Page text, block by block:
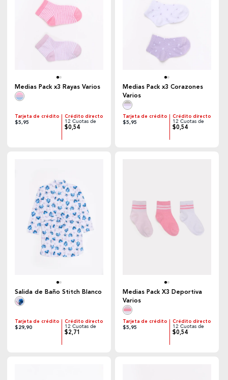
Medias Pack x3 Rayas Varios
Tarjeta de crédito
$5,95
Crédito directo
12 Cuotas de
$0,54
Medias Pack x3 Corazones
Varios
Tarjeta de crédito
$5,95
Crédito directo
12 Cuotas de
$0,54
Salida de Baño Stitch Blanco
Tarjeta de crédito
$29,90
Crédito directo
12 Cuotas de
$2,71
Medias Pack X3 Deportiva
Varios
Tarjeta de crédito
$5,95
Crédito directo
12 Cuotas de
$0,54